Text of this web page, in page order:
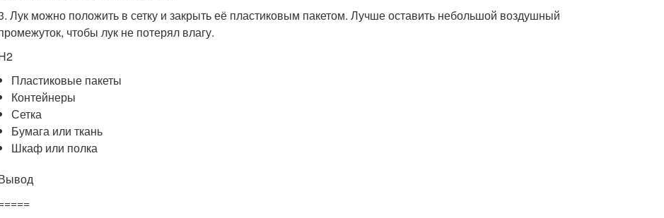
Лук можно положить в сетку и закрыть её пластиковым пакетом. Лучше оставить небольшой воздушный
чтобы лук не потерял влагу.
Пластиковые пакеты
Контейнеры
Сетка
Бумага или ткань
Шкаф или полка